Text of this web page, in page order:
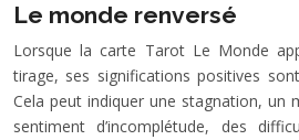
Le monde renversé
Lorsque la carte Tarot Le Monde
tirage, ses significations positives
Cela peut indiquer une stagnation, un
sentiment d’incomplétude, des